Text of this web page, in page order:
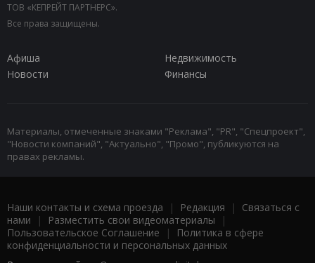
ТОВ «КЕПРЕЙТ ПАРТНЕРС».
Все права защищены.
Афиша
Недвижимость
Новости
Финансы
Материалы, отмеченные знаками "Реклама", "PR", "Спецпроект",
"Новости компаний", "Актуально", "Промо", публикуются на
правах рекламы.
Наши контакты и схема проезда | Редакция | Связаться с
нами | Разместить свои видеоматериалы |
Пользовательское Соглашение |
Политика в сфере
конфиденциальности и персональных данных